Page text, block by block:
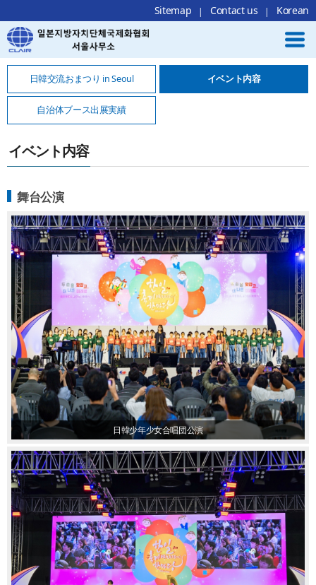
Local Navigation 바로가기
Contents 바로가기
Footer 바로가기
Sitemap Contact us Korean
日韓交流おまつり in Seoul イベント内容
自治体ブース出展実績
イベント内容
舞台公演
日韓少年少女合唱団公演